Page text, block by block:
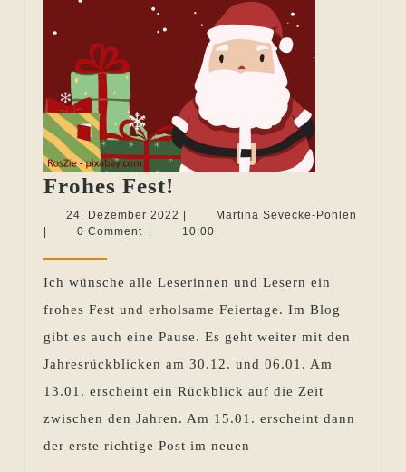
Frohes Fest!
Fest!
24. Dezember 2022 24.
Dezember
Martina Sevecke-Pohlen
0 Comment 10:00
Ich wünsche alle Leserinnen und Lesern ein
frohes Fest und erholsame Feiertage. Im Blog
gibt es auch eine Pause. Es geht weiter mit den
Jahresrückblicken am 30.12. und 06.01. Am
13.01. erscheint ein Rückblick auf die Zeit
zwischen den Jahren. Am 15.01. erscheint dann
der erste richtige Post im neuen